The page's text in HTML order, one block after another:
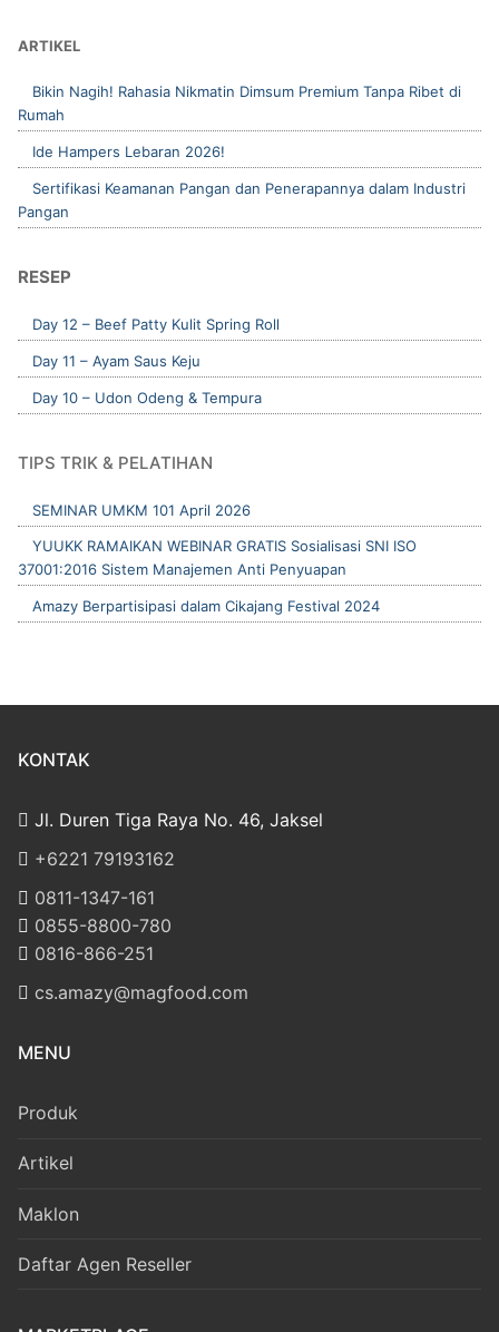
ARTIKEL
Bikin Nagih! Rahasia Nikmatin Dimsum Premium Tanpa Ribet di
Rumah
Ide Hampers Lebaran 2026!
Sertifikasi Keamanan Pangan dan Penerapannya dalam Industri
Pangan
RESEP
Day 12 – Beef Patty Kulit Spring Roll
Day 11 – Ayam Saus Keju
Day 10 – Udon Odeng & Tempura
TIPS TRIK & PELATIHAN
SEMINAR UMKM 101 April 2026
YUUKK RAMAIKAN WEBINAR GRATIS Sosialisasi SNI ISO
37001:2016 Sistem Manajemen Anti Penyuapan
Amazy Berpartisipasi dalam Cikajang Festival 2024
KONTAK
Jl. Duren Tiga Raya No. 46, Jaksel
‎+6221 79193162
‪0811-1347-161
‪0855-8800-780
‪0816-866-251
cs.amazy@magfood.com
MENU
Produk
Artikel
Maklon
Daftar Agen Reseller